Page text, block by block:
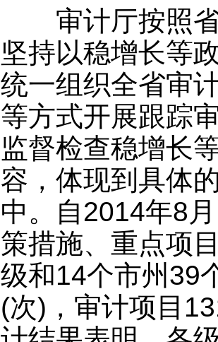
审计厅按照省
坚持以稳增长等
统一组织全省审
等方式开展跟踪
监督检查稳增长
容，体现到具体
中。自2014年8
策措施、重点项
级和14个市州39
(次)，审计项目